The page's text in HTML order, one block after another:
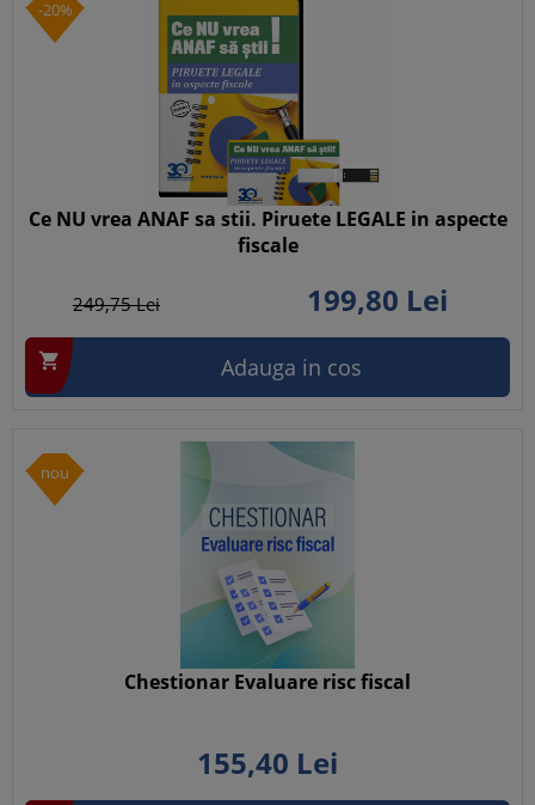
-20%
Ce NU vrea ANAF sa stii. Piruete LEGALE in aspecte
fiscale
249,75Lei 199,80 Lei
 Adauga in cos
nou
Chestionar Evaluare risc fiscal
155,40 Lei